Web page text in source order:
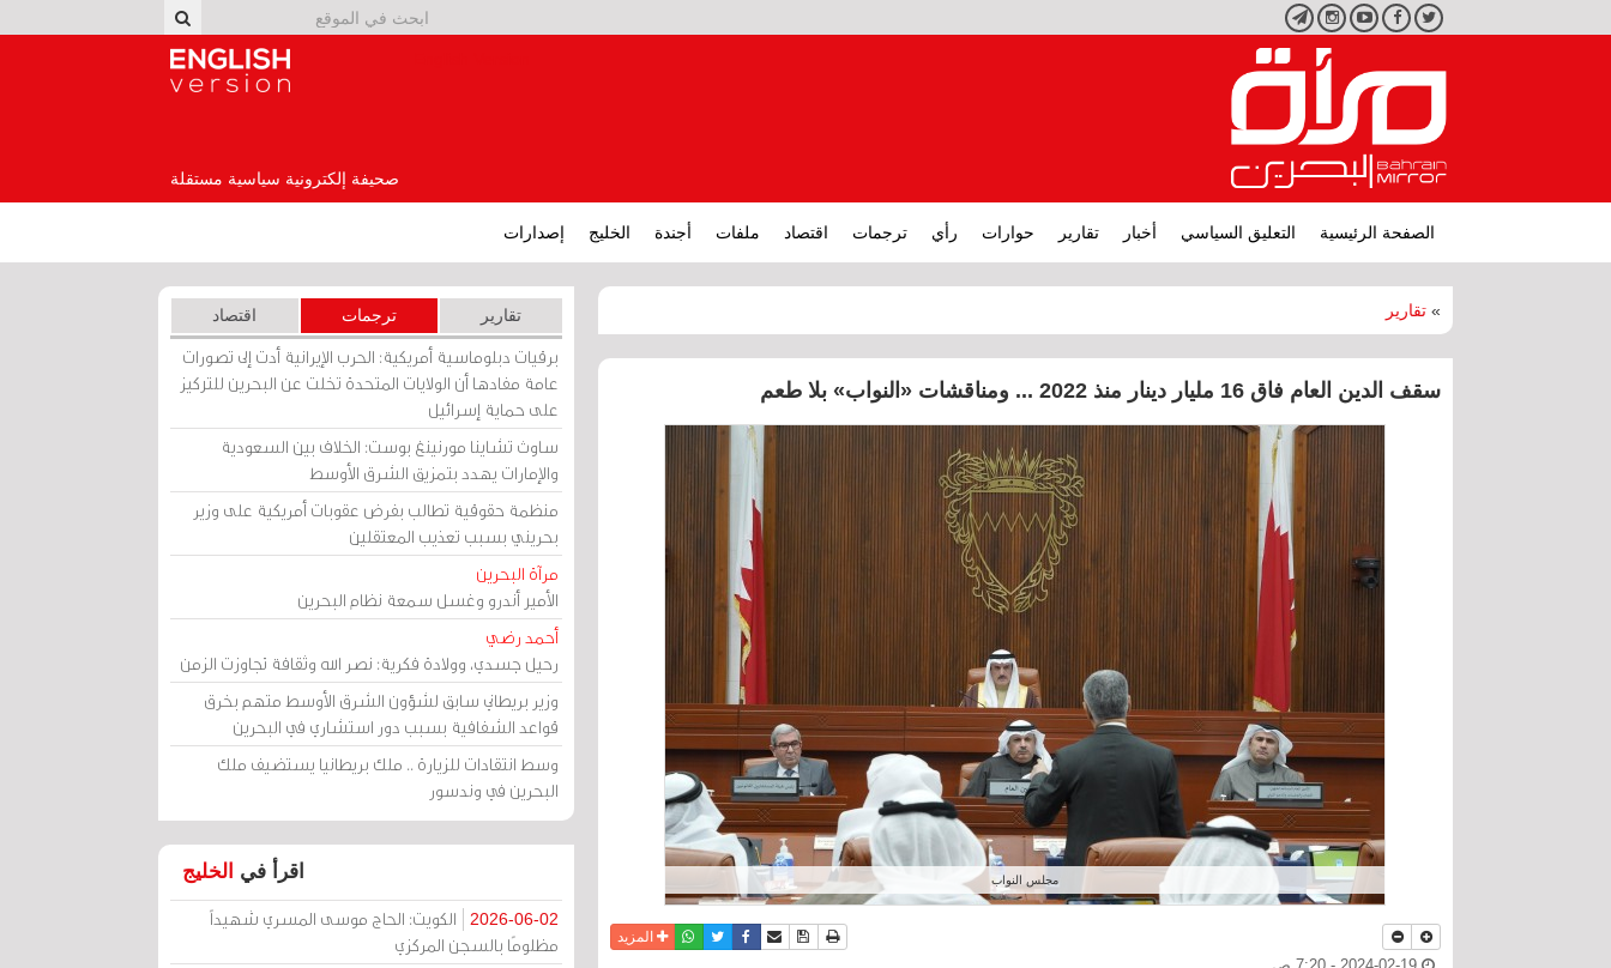
تويتر فيسبوكيوتيوبانستجرامتليجرام
صحيفة إلكترونية سياسية مستقلة
الصفحة الرئيسية التعليق السياسي أخبار تقارير حوارات رأي ترجمات اقتصاد ملفات أجندة الخليج إصدارات
» تقارير
سقف الدين العام فاق 16 مليار دينار منذ 2022 ... ومناقشات «النواب» بلا طعم
مجلس النواب
نسخة للطباعة
حفظ الموضوع
أرسل الى صديق
فيسبوكتويترواتسابالمزيد
تقارير ترجمات اقتصاد
برقيات دبلوماسية أمريكية: الحرب الإيرانية أدت إلى تصورات
عامة مفادها أن الولايات المتحدة تخلت عن البحرين للتركيز
على حماية إسرائيل
ساوث تشاينا مورنينغ بوست: الخلاف بين السعودية
والإمارات يهدد بتمزيق الشرق الأوسط
منظمة حقوقية تطالب بفرض عقوبات أمريكية على وزير
بحريني بسبب تعذيب المعتقلين
مرآة البحرين
الأمير أندرو وغسل سمعة نظام البحرين
أحمد رضي
رحيل جسدي، وولادة فكرية: نصر الله وثقافة تجاوزت الزمن
وزير بريطاني سابق لشؤون الشرق الأوسط متهم بخرق
قواعد الشفافية بسبب دور استشاري في البحرين
وسط انتقادات للزيارة .. ملك بريطانيا يستضيف ملك
البحرين في وندسور
اقرأ في الخليج
2026-06-02
الكويت: الحاج موسى المسري شهيداً
مظلومًا بالسجن المركزي